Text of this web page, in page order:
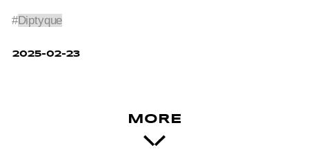
#Diptyque
2025-02-23
MORE